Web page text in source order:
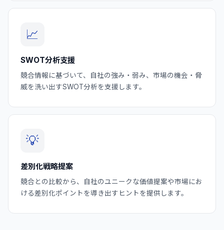
📈
SWOT分析支援
競合情報に基づいて、自社の強み・弱み、市場の機会・脅
威を洗い出すSWOT分析を支援します。
💡
差別化戦略提案
競合との比較から、自社のユニークな価値提案や市場にお
ける差別化ポイントを導き出すヒントを提供します。